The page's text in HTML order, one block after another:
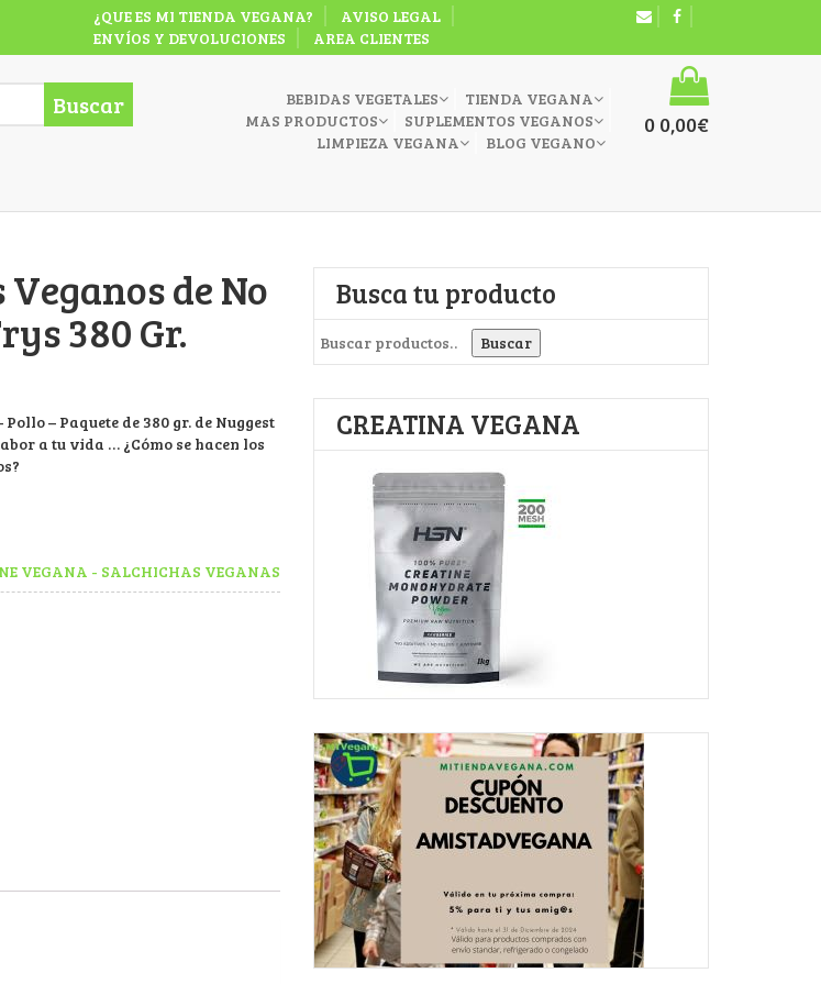
¿QUE ES MI TIENDA VEGANA?
AVISO LEGAL
ENVÍOS Y DEVOLUCIONES
AREA CLIENTES
Buscar
0 0,00€
BEBIDAS VEGETALES
TIENDA VEGANA
MAS PRODUCTOS
SUPLEMENTOS VEGANOS
LIMPIEZA VEGANA
BLOG VEGANO
de No
380 Gr.
Pollo – Paquete de 380 gr. de Nuggest
a tu vida … ¿Cómo se hacen los
VEGANA - SALCHICHAS VEGANAS
Busca tu producto
Buscar
CREATINA VEGANA